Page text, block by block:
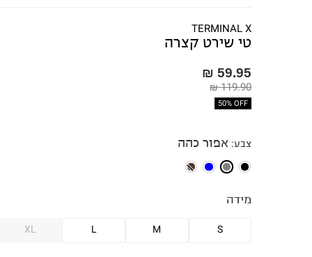
TERMINAL X
טי שירט קצרה
59.95 ₪
119.90 ₪
50% OFF
צבע: אפור כהה
מידה
S
M
L
XL